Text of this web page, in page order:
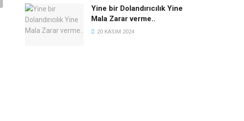
Yine bir Dolandırıcılık Yine
Mala Zarar verme..
20 KASIM 2024